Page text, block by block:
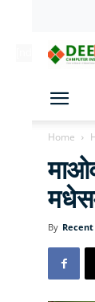
[ndc-today-
Home
By